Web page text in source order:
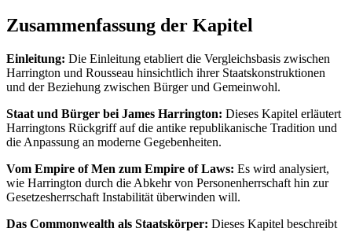
Zusammenfassung der Kapitel
Einleitung: Die Einleitung etabliert die Vergleichsbasis zwischen
Harrington und Rousseau hinsichtlich ihrer Staatskonstruktionen
und der Beziehung zwischen Bürger und Gemeinwohl.
Staat und Bürger bei James Harrington: Dieses Kapitel erläutert
Harringtons Rückgriff auf die antike republikanische Tradition und
die Anpassung an moderne Gegebenheiten.
Vom Empire of Men zum Empire of Laws: Es wird analysiert,
wie Harrington durch die Abkehr von Personenherrschaft hin zur
Gesetzesherrschaft Instabilität überwinden will.
Das Commonwealth als Staatskörper: Dieses Kapitel beschreibt